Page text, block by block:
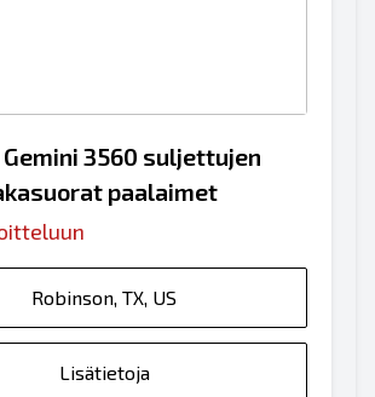
3560 suljettujen
paalaimet
Robinson, TX, US
Lisätietoja